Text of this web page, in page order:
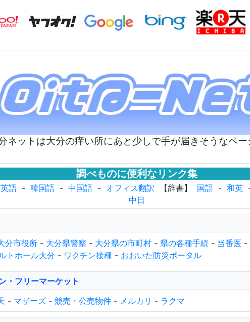
ネットは大分の痒い所にあと少しで手が届きそうなペ
調べものに便利なリンク集
英語 - 韓国語 - 中国語 - オフィス翻訳 【辞書】 国語 - 和英
中日
分市役所 - 大分県警察 - 大分県の市町村 - 県の各種手続 - 当番医 -
トホール大分 - ワクチン接種 - おおいた防災ポータル
・フリーマーケット
- マザーズ - 競売・公売物件 - メルカリ - ラクマ